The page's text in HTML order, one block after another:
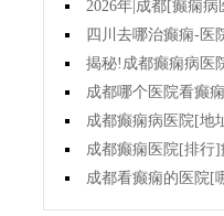
疗有哪些误区?
2026年|成都[癫痫
么治疗癫痫后遗症?
四川去哪治癫痫-医
细排名]癫痫对女性的
揭秘!成都癫痫病医
样提高羊癫疯病的治疗
成都哪个医院看癫
痫用住院吗?
成都癫痫病医院[地
为什么会出现癫痫抽搐
成都癫痫医院[排行
不能出门?
成都看癫痫的医院[
治癫痫发作?